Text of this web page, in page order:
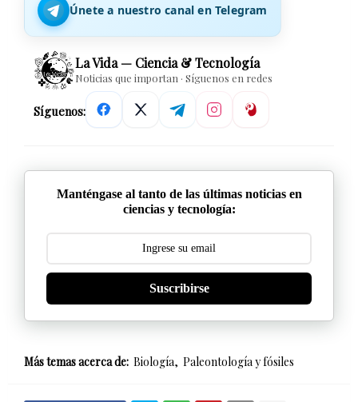
Únete a nuestro canal en Telegram
La Vida — Ciencia & Tecnología
Noticias que importan · Síguenos en redes
Síguenos:
Manténgase al tanto de las últimas noticias en
ciencias y tecnología:
Suscribirse
Más temas acerca de: Biología Paleontología y fósiles